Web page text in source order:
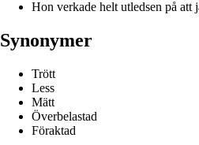
Hon verkade helt utledsen på att
Synonymer
Trött
Less
Mätt
Överbelastad
Föraktad